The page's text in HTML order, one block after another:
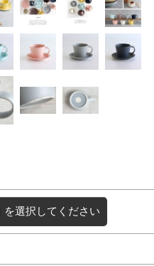
を選択してください